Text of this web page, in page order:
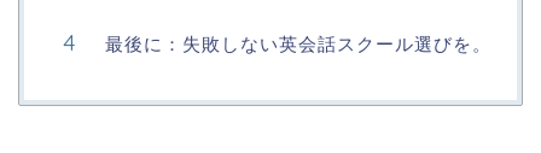
最後に：失敗しない英会話スクール選びを。